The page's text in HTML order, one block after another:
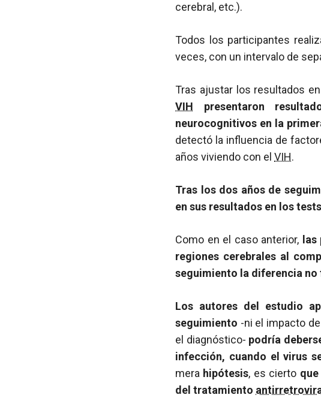
cerebral, etc.).
Todos los participantes
veces, con un intervalo de
Tras ajustar los resultados
VIH presentaron
neurocognitivos en la
detectó la influencia de
años viviendo con el VIH.
Tras los dos años de
en sus resultados en los
Como en el caso anterior,
regiones cerebrales al
seguimiento la diferencia no
Los autores del estudio
seguimiento -ni el impacto
el diagnóstico- podría
infección, cuando el virus
mera hipótesis, es cierto
del tratamiento